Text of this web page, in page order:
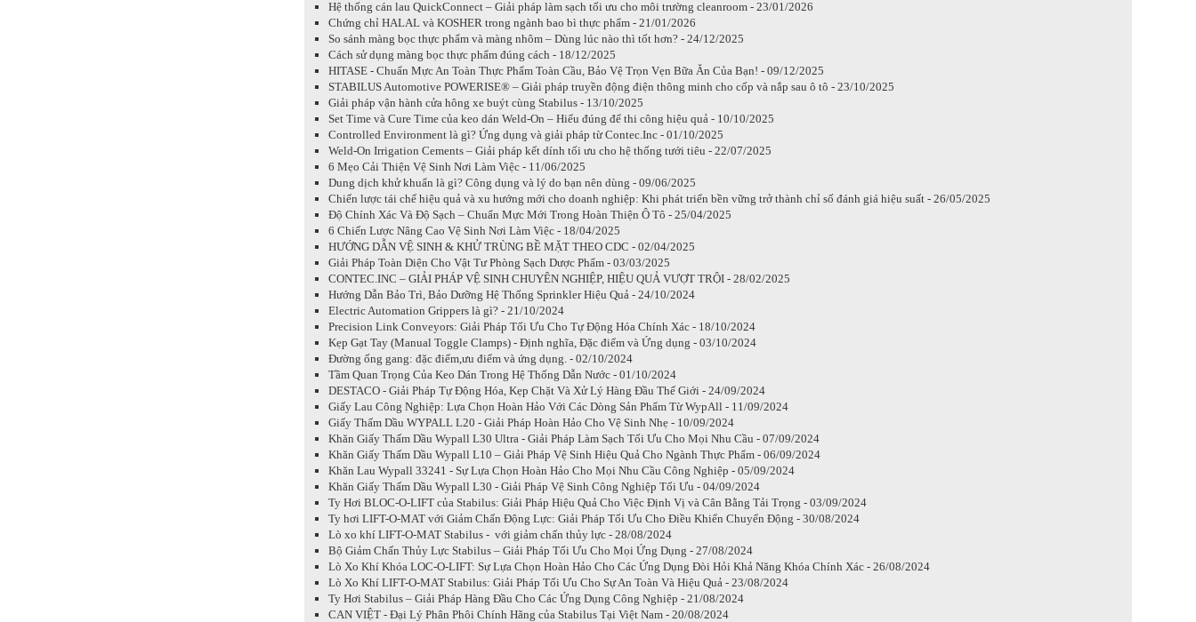
Hệ thống cán lau QuickConnect – Giải pháp làm sạch tối ưu cho môi trường cleanroom - 23/01/2026
Chứng chỉ HALAL và KOSHER trong ngành bao bì thực phẩm - 21/01/2026
So sánh màng bọc thực phẩm và màng nhôm – Dùng lúc nào thì tốt hơn? - 24/12/2025
Cách sử dụng màng bọc thực phẩm đúng cách - 18/12/2025
HITASE - Chuẩn Mực An Toàn Thực Phẩm Toàn Cầu, Bảo Vệ Trọn Vẹn Bữa Ăn Của Bạn! - 09/12/2025
STABILUS Automotive POWERISE® – Giải pháp truyền động điện thông minh cho cốp và nắp sau ô tô - 23/10/2025
Giải pháp vận hành cửa hông xe buýt cùng Stabilus - 13/10/2025
Set Time và Cure Time của keo dán Weld-On – Hiểu đúng để thi công hiệu quả - 10/10/2025
Controlled Environment là gì? Ứng dụng và giải pháp từ Contec.Inc - 01/10/2025
Weld-On Irrigation Cements – Giải pháp kết dính tối ưu cho hệ thống tưới tiêu - 22/07/2025
6 Mẹo Cải Thiện Vệ Sinh Nơi Làm Việc - 11/06/2025
Dung dịch khử khuẩn là gì? Công dụng và lý do bạn nên dùng - 09/06/2025
Chiến lược tái chế hiệu quả và xu hướng mới cho doanh nghiệp: Khi phát triển bền vững trở thành chỉ số đánh giá hiệu suất - 26/05/2025
Độ Chính Xác Và Độ Sạch – Chuẩn Mực Mới Trong Hoàn Thiện Ô Tô - 25/04/2025
6 Chiến Lược Nâng Cao Vệ Sinh Nơi Làm Việc - 18/04/2025
HƯỚNG DẪN VỆ SINH & KHỬ TRÙNG BỀ MẶT THEO CDC - 02/04/2025
Giải Pháp Toàn Diện Cho Vật Tư Phòng Sạch Dược Phẩm - 03/03/2025
CONTEC.INC – GIẢI PHÁP VỆ SINH CHUYÊN NGHIỆP, HIỆU QUẢ VƯỢT TRỘI - 28/02/2025
Hướng Dẫn Bảo Trì, Bảo Dưỡng Hệ Thống Sprinkler Hiệu Quả - 24/10/2024
Electric Automation Grippers là gì? - 21/10/2024
Precision Link Conveyors: Giải Pháp Tối Ưu Cho Tự Động Hóa Chính Xác - 18/10/2024
Kẹp Gạt Tay (Manual Toggle Clamps) - Định nghĩa, Đặc điểm và Ứng dụng - 03/10/2024
Đường ống gang: đặc điểm,ưu điểm và ứng dụng. - 02/10/2024
Tầm Quan Trọng Của Keo Dán Trong Hệ Thống Dẫn Nước - 01/10/2024
DESTACO - Giải Pháp Tự Động Hóa, Kẹp Chặt Và Xử Lý Hàng Đầu Thế Giới - 24/09/2024
Giấy Lau Công Nghiệp: Lựa Chọn Hoàn Hảo Với Các Dòng Sản Phẩm Từ WypAll - 11/09/2024
Giấy Thấm Dầu WYPALL L20 - Giải Pháp Hoàn Hảo Cho Vệ Sinh Nhẹ - 10/09/2024
Khăn Giấy Thấm Dầu Wypall L30 Ultra - Giải Pháp Làm Sạch Tối Ưu Cho Mọi Nhu Cầu - 07/09/2024
Khăn Giấy Thấm Dầu Wypall L10 – Giải Pháp Vệ Sinh Hiệu Quả Cho Ngành Thực Phẩm - 06/09/2024
Khăn Lau Wypall 33241 - Sự Lựa Chọn Hoàn Hảo Cho Mọi Nhu Cầu Công Nghiệp - 05/09/2024
Khăn Giấy Thấm Dầu Wypall L30 - Giải Pháp Vệ Sinh Công Nghiệp Tối Ưu - 04/09/2024
Ty Hơi BLOC-O-LIFT của Stabilus: Giải Pháp Hiệu Quả Cho Việc Định Vị và Cân Bằng Tải Trọng - 03/09/2024
Ty hơi LIFT-O-MAT với Giảm Chấn Động Lực: Giải Pháp Tối Ưu Cho Điều Khiển Chuyển Động - 30/08/2024
Lò xo khí LIFT-O-MAT Stabilus - với giảm chấn thủy lực - 28/08/2024
Bộ Giảm Chấn Thủy Lực Stabilus – Giải Pháp Tối Ưu Cho Mọi Ứng Dụng - 27/08/2024
Lò Xo Khí Khóa LOC-O-LIFT: Sự Lựa Chọn Hoàn Hảo Cho Các Ứng Dụng Đòi Hỏi Khả Năng Khóa Chính Xác - 26/08/2024
Lò Xo Khí LIFT-O-MAT Stabilus: Giải Pháp Tối Ưu Cho Sự An Toàn Và Hiệu Quả - 23/08/2024
Ty Hơi Stabilus – Giải Pháp Hàng Đầu Cho Các Ứng Dụng Công Nghiệp - 21/08/2024
CAN VIỆT - Đại Lý Phân Phôi Chính Hãng của Stabilus Tại Việt Nam - 20/08/2024